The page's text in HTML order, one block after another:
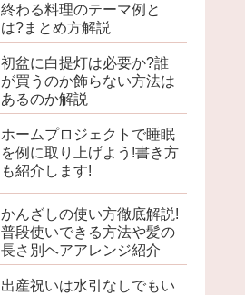
終わる料理のテーマ例と
は?まとめ方解説
初盆に白提灯は必要か?誰
が買うのか飾らない方法は
あるのか解説
ホームプロジェクトで睡眠
を例に取り上げよう!書き方
も紹介します!
かんざしの使い方徹底解説!
普段使いできる方法や髪の
長さ別ヘアアレンジ紹介
出産祝いは水引なしでもい